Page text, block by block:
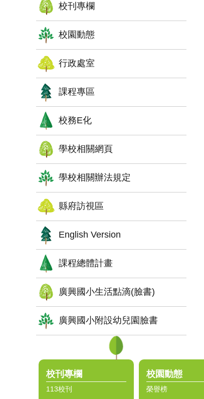
校刊專欄
校園動態
行政處室
課程專區
校務E化
學校相關網頁
學校相關辦法規定
縣府訪視區
English Version
課程總體計畫
廣興國小生活點滴(臉書)
廣興國小附設幼兒園臉書
校刊專欄
113校刊
校園動態
榮譽榜